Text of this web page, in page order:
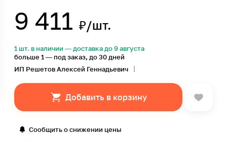
9 411 ₽/шт.
1 шт. в наличии — доставка до 9 августа
больше 1 — под заказ, до 30 дней
ИП Решетов Алексей Геннадьевич
Добавить в корзину
Сообщить о снижении цены